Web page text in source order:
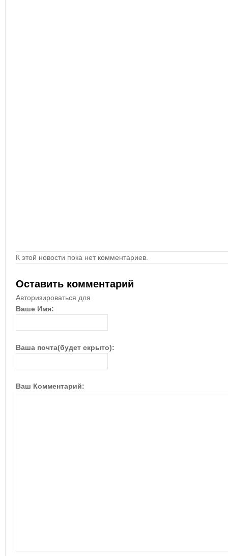
К этой новости пока нет комментариев.
Оставить комментарий
Авторизироваться для
Ваше Имя:
Ваша почта(будет скрыто):
Ваш Комментарий: